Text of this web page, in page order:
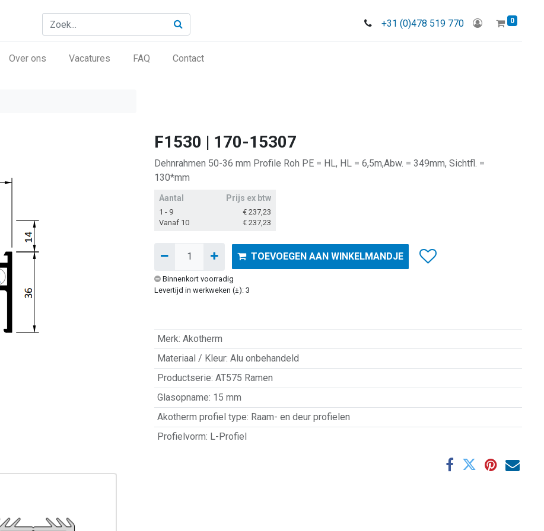
+31 (0)478 519 770 0
Over ons Vacatures FAQ Contact
F1530 | 170-15307
Dehnrahmen 50-36 mm Profile Roh PE = HL, HL = 6,5m,Abw. = 349mm, Sichtfl. =
130*mm
Aantal Prijs ex btw
1 - 9 € 237,23
Vanaf 10
€ 237,23
TOEVOEGEN AAN WINKELMANDJE
Binnenkort voorradig
Levertijd in werkweken (±): 3
Merk: Akotherm
Materiaal / Kleur: Alu onbehandeld
Productserie: AT575 Ramen
Glasopname: 15 mm
Akotherm profiel type: Raam- en deur profielen
Profielvorm: L-Profiel